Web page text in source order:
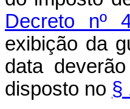
Decreto nº
exibição da
data
disposto no §